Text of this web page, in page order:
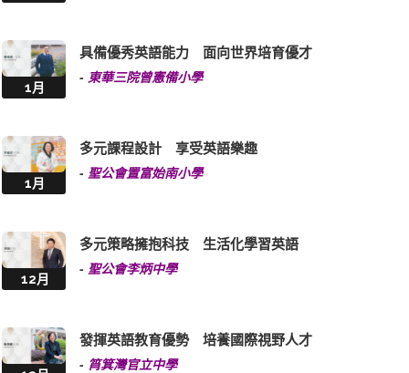
1月
具備優秀英語能力 面向世界培育優才
- 東華三院曾憲備小學
1月
多元課程設計 享受英語樂趣
- 聖公會置富始南小學
12月
多元策略擁抱科技 生活化學習英語
- 聖公會李炳中學
發揮英語教育優勢 培養國際視野人才
- 筲箕灣官立中學